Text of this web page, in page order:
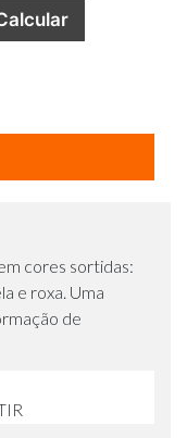
cores sortidas:
e roxa. Uma
de